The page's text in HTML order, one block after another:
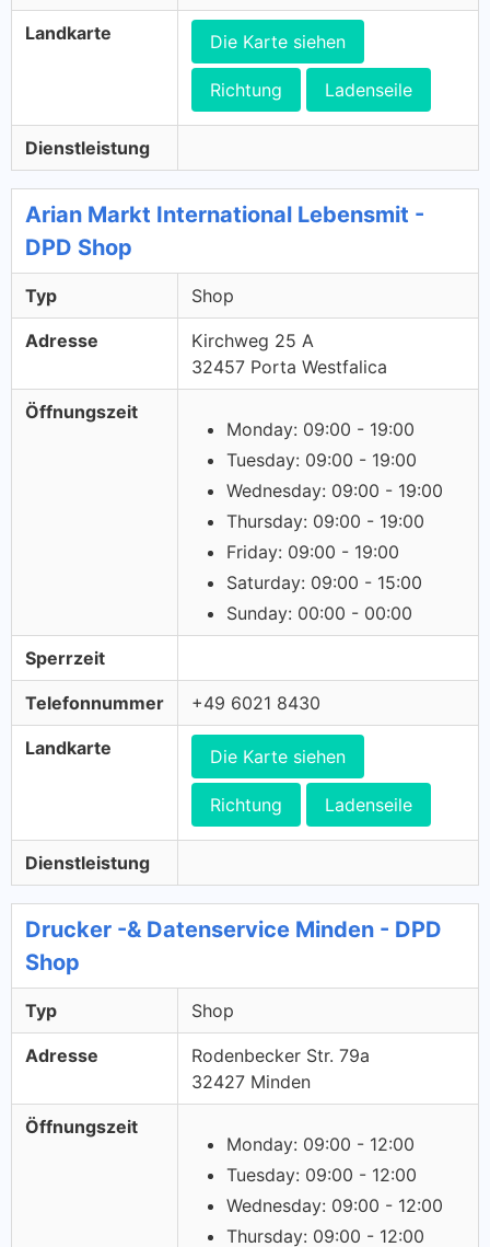
Landkarte Die Karte siehen
Richtung Ladenseile
Dienstleistung
Arian Markt International Lebensmit -
DPD Shop
Typ Shop
Adresse
Kirchweg 25 A
32457 Porta Westfalica
Öffnungszeit
Monday: 09:00 - 19:00
Tuesday: 09:00 - 19:00
Wednesday: 09:00 - 19:00
Thursday: 09:00 - 19:00
Friday: 09:00 - 19:00
Saturday: 09:00 - 15:00
Sunday: 00:00 - 00:00
Sperrzeit
Telefonnummer +49 6021 8430
Landkarte Die Karte siehen
Richtung Ladenseile
Dienstleistung
Drucker -& Datenservice Minden - DPD
Shop
Typ Shop
Adresse
Rodenbecker Str. 79a
32427 Minden
Öffnungszeit
Monday: 09:00 - 12:00
Tuesday: 09:00 - 12:00
Wednesday: 09:00 - 12:00
Thursday: 09:00 - 12:00